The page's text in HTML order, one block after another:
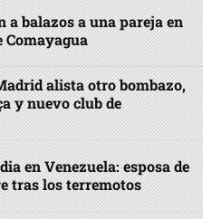
a balazos a una pareja en
Comayagua
alista otro bombazo,
y nuevo club de
en Venezuela: esposa de
tras los terremotos